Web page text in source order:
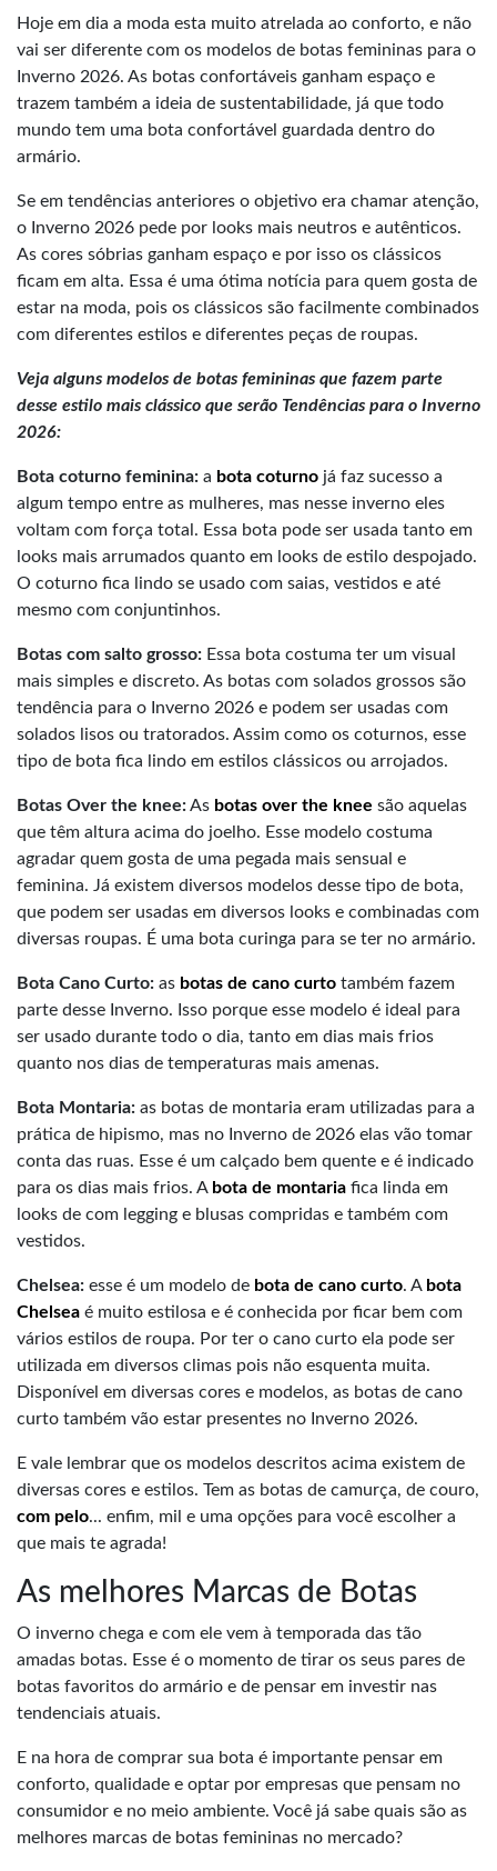
Hoje em dia a moda esta muito atrelada ao conforto, e não
vai ser diferente com os modelos de botas femininas para o
Inverno 2026. As botas confortáveis ganham espaço e
trazem também a ideia de sustentabilidade, já que todo
mundo tem uma bota confortável guardada dentro do
armário.
Se em tendências anteriores o objetivo era chamar atenção,
o Inverno 2026 pede por looks mais neutros e autênticos.
As cores sóbrias ganham espaço e por isso os clássicos
ficam em alta. Essa é uma ótima notícia para quem gosta de
estar na moda, pois os clássicos são facilmente combinados
com diferentes estilos e diferentes peças de roupas.
Veja alguns modelos de botas femininas que fazem parte
desse estilo mais clássico que serão Tendências para o Inverno
2026:
Bota coturno feminina: a bota coturno já faz sucesso a
algum tempo entre as mulheres, mas nesse inverno eles
voltam com força total. Essa bota pode ser usada tanto em
looks mais arrumados quanto em looks de estilo despojado.
O coturno fica lindo se usado com saias, vestidos e até
mesmo com conjuntinhos.
Botas com salto grosso: Essa bota costuma ter um visual
mais simples e discreto. As botas com solados grossos são
tendência para o Inverno 2026 e podem ser usadas com
solados lisos ou tratorados. Assim como os coturnos, esse
tipo de bota fica lindo em estilos clássicos ou arrojados.
Botas Over the knee:As botas over the knee são aquelas
que têm altura acima do joelho. Esse modelo costuma
agradar quem gosta de uma pegada mais sensual e
feminina. Já existem diversos modelos desse tipo de bota,
que podem ser usadas em diversos looks e combinadas com
diversas roupas. É uma bota curinga para se ter no armário.
Bota Cano Curto: as botas de cano curto também fazem
parte desse Inverno. Isso porque esse modelo é ideal para
ser usado durante todo o dia, tanto em dias mais frios
quanto nos dias de temperaturas mais amenas.
Bota Montaria: as botas de montaria eram utilizadas para a
prática de hipismo, mas no Inverno de 2026 elas vão tomar
conta das ruas. Esse é um calçado bem quente e é indicado
para os dias mais frios. A bota de montaria fica linda em
looks de com legging e blusas compridas e também com
vestidos.
Chelsea: esse é um modelo de bota de cano curto. A bota
Chelsea é muito estilosa e é conhecida por ficar bem com
vários estilos de roupa. Por ter o cano curto ela pode ser
utilizada em diversos climas pois não esquenta muita.
Disponível em diversas cores e modelos, as botas de cano
curto também vão estar presentes no Inverno 2026.
E vale lembrar que os modelos descritos acima existem de
diversas cores e estilos. Tem as botas de camurça, de couro,
com pelo... enfim, mil e uma opções para você escolher a
que mais te agrada!
As melhores Marcas de Botas
O inverno chega e com ele vem à temporada das tão
amadas botas. Esse é o momento de tirar os seus pares de
botas favoritos do armário e de pensar em investir nas
tendenciais atuais.
E na hora de comprar sua bota é importante pensar em
conforto, qualidade e optar por empresas que pensam no
consumidor e no meio ambiente. Você já sabe quais são as
melhores marcas de botas femininas no mercado?